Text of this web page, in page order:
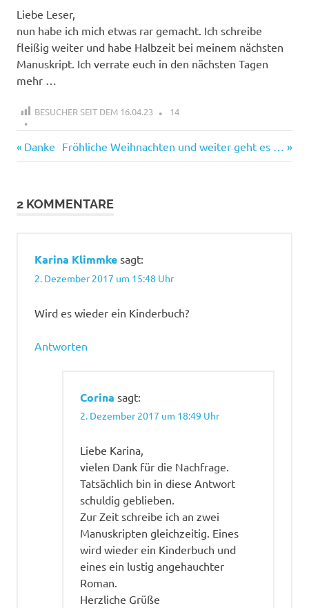
Liebe Leser,
nun habe ich mich etwas rar gemacht. Ich schreibe
fleißig weiter und habe Halbzeit bei meinem nächsten
Manuskript. Ich verrate euch in den nächsten Tagen
mehr …
BESUCHER SEIT DEM 16.04.23 14
Beitragsnavigation
Vorheriger
Beitrag:
Danke Nächster
Beitrag:
Fröhliche Weihnachten und weiter geht es …
2 KOMMENTARE
Karina Klimmke sagt:
2. Dezember 2017 um 15:48 Uhr
Wird es wieder ein Kinderbuch?
Antworten
Corina sagt:
2. Dezember 2017 um 18:49 Uhr
Liebe Karina,
vielen Dank für die Nachfrage.
Tatsächlich bin in diese Antwort
schuldig geblieben.
Zur Zeit schreibe ich an zwei
Manuskripten gleichzeitig. Eines
wird wieder ein Kinderbuch und
eines ein lustig angehauchter
Roman.
Herzliche Grüße